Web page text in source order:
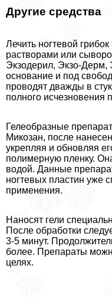
Другие средства
Лечить ногтевой
растворами или
Экзодерил, Экзо-Дерм,
основание и под
проводят дважды в
полного исчезновения
Гелеобразные
Микозан, после
укрепляя и обновляя
полимерную пленку.
водой. Данные
ногтевых пластин уже
применения.
Наносят гели
После обработки
3-5 минут.
более. Препараты
целях.